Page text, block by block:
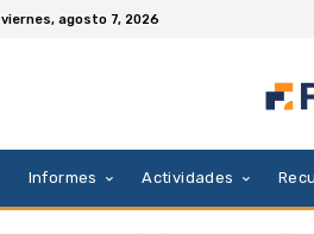
viernes, agosto 7, 2026
Informes Actividades